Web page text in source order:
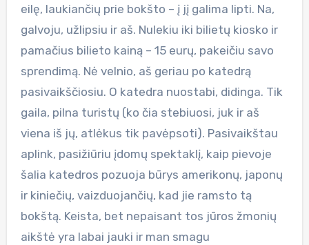
eilę, laukiančių prie bokšto – į jį galima lipti. Na,
galvoju, užlipsiu ir aš. Nulekiu iki bilietų kiosko ir
pamačius bilieto kainą – 15 eurų, pakeičiu savo
sprendimą. Nė velnio, aš geriau po katedrą
pasivaikščiosiu. O katedra nuostabi, didinga. Tik
gaila, pilna turistų (ko čia stebiuosi, juk ir aš
viena iš jų, atlėkus tik pavėpsoti). Pasivaikštau
aplink, pasižiūriu įdomų spektaklį, kaip pievoje
šalia katedros pozuoja būrys amerikonų, japonų
ir kiniečių, vaizduojančių, kad jie ramsto tą
bokštą. Keista, bet nepaisant tos jūros žmonių
aikštė yra labai jauki ir man smagu